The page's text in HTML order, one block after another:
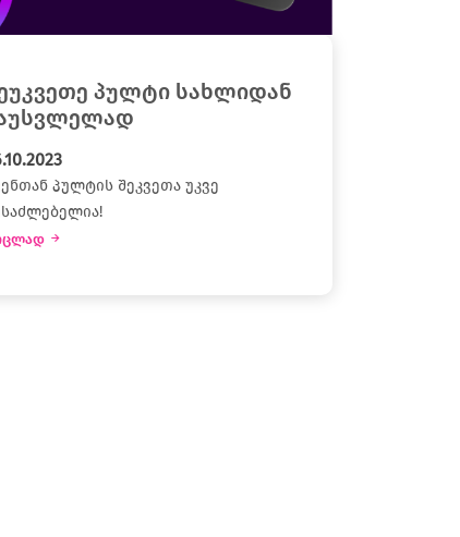
პულტი სახლიდან
პულტის შეკვეთა უკვე